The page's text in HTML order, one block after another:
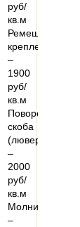
руб/
кв.м
Ремешковое
крепление
–
1900
руб/
кв.м
Поворотная
скоба
(люверс)
–
2000
руб/
кв.м
Молния
–